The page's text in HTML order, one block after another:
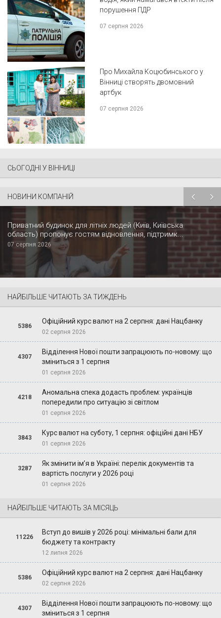
порушення ПДР
07 серпня 2026
Про Михайла Коцюбинського у
Вінниці створять двомовний
артбук
07 серпня 2026
СЬОГОДНІ У ВІННИЦІ
НОВИНИ КОМПАНІЙ
Приватний будинок для літніх людей (Київ, Київська
область) пропонує гостям відновлення, підтримк...
07 серпня 2026
НАЙБІЛЬШЕ ЧИТАЮТЬ ЗА ТИЖДЕНЬ
5386
Офіційний курс валют на 2 серпня: дані Нацбанку
02 серпня 2026
4307
Відділення Нової пошти запрацюють по-новому: що
зміниться з 1 серпня
01 серпня 2026
4218
Аномальна спека додасть проблем: українців
попередили про ситуацію зі світлом
01 серпня 2026
3843
Курс валют на суботу, 1 серпня: офіційні дані НБУ
01 серпня 2026
3287
Як змінити ім’я в Україні: перелік документів та
вартість послуги у 2026 році
01 серпня 2026
НАЙБІЛЬШЕ ЧИТАЮТЬ ЗА МІСЯЦЬ
11226
Вступ до вишів у 2026 році: мінімальні бали для
бюджету та контракту
12 липня 2026
5386
Офіційний курс валют на 2 серпня: дані Нацбанку
02 серпня 2026
4307
Відділення Нової пошти запрацюють по-новому: що
зміниться з 1 серпня